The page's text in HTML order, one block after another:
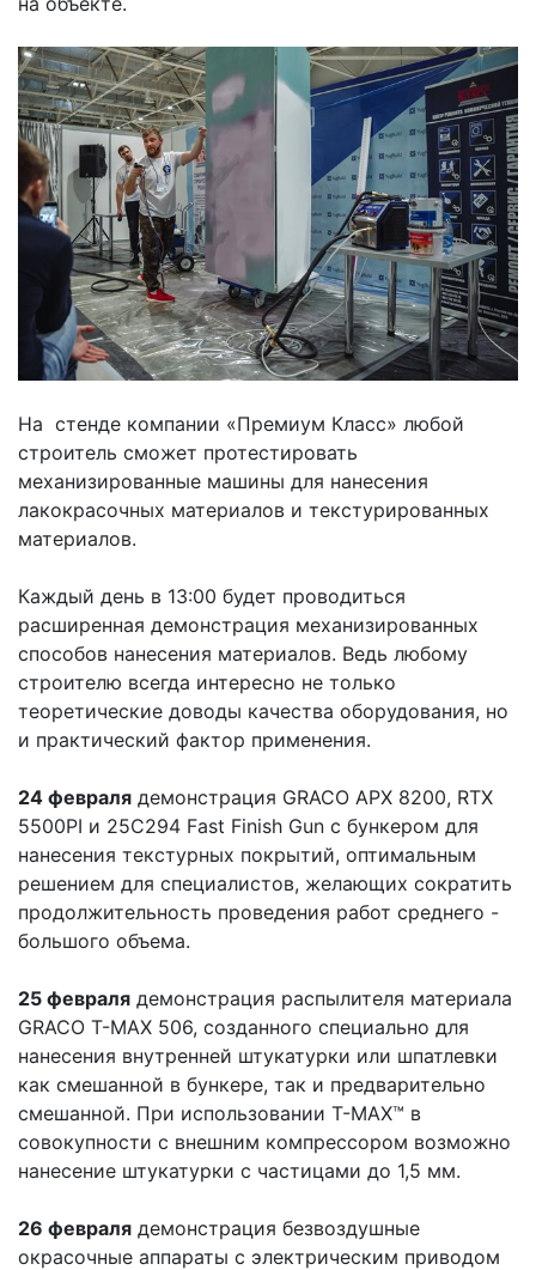
На стенде компании «Премиум Класс» любой
строитель сможет протестировать
механизированные машины для нанесения
лакокрасочных материалов и текстурированных
материалов.
Каждый день в 13:00 будет проводиться
расширенная демонстрация механизированных
способов нанесения материалов. Ведь любому
строителю всегда интересно не только
теоретические доводы качества оборудования, но
и практический фактор применения.
24 февраля демонстрация GRACO APX 8200, RTX
5500PI и 25C294 Fast Finish Gun с бункером для
нанесения текстурных покрытий, оптимальным
решением для специалистов, желающих сократить
продолжительность проведения работ среднего -
большого объема.
25 февраля демонстрация распылителя материала
GRACO T-MAX 506, созданного специально для
нанесения внутренней штукатурки или шпатлевки
как смешанной в бункере, так и предварительно
смешанной. При использовании T-MAX™ в
совокупности с внешним компрессором возможно
нанесение штукатурки с частицами до 1,5 мм.
26 февраля демонстрация безвоздушные
окрасочные аппараты с электрическим приводом